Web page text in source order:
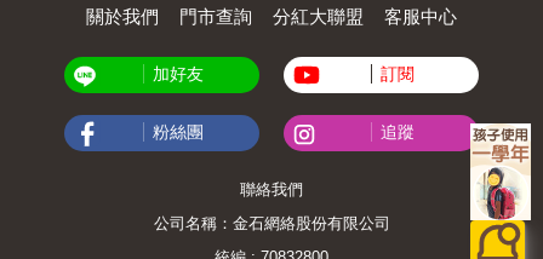
關於我們 門市查詢 分紅大聯盟 客服中心
加好友 訂閱
粉絲團 追蹤
聯絡我們
公司名稱：金石網絡股份有限公司